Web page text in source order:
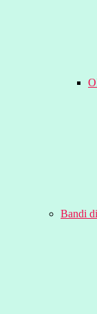
Bandi